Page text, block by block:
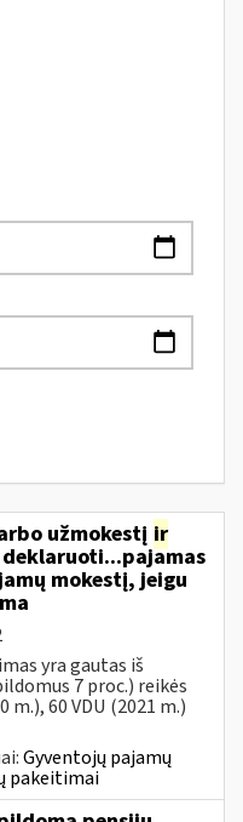
užmokestį ir
mokestį, jeigu
yra gautas iš
7 proc.) reikės
m.), 60 VDU (2021 m.)
Gyventojų pajamų
pakeitimai